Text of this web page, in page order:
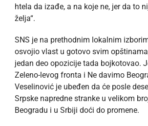
htela da izađe, a na koje ne, jer da to
želja“.
SNS je na prethodnim lokalnim
osvojio vlast u gotovo svim
jedan deo opozicije tada bojkotovao.
Zeleno-levog fronta i Ne davimo
Veselinović je ubeđen da će posle
Srpske napredne stranke u velikom
Beogradu i u Srbiji doći do promene.